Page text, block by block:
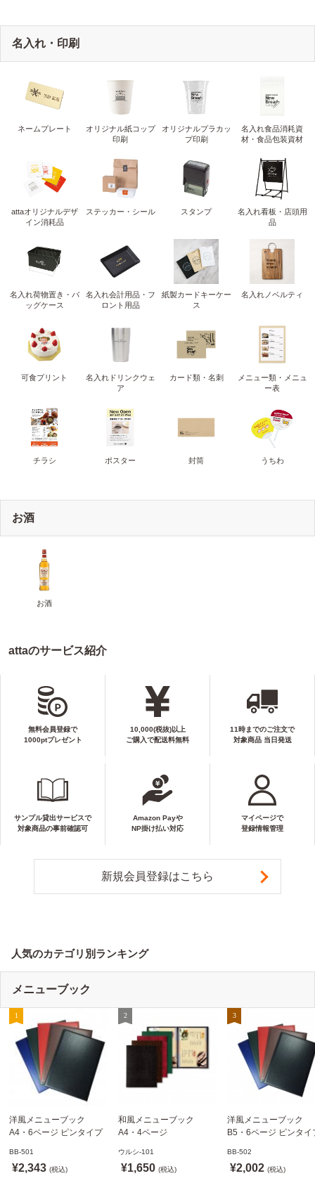
名入れ・印刷
ネームプレート
オリジナル紙コップ
印刷
オリジナルプラカッ
プ印刷
名入れ食品消耗資
材・食品包装資材
attaオリジナルデザ
イン消耗品
ステッカー・シール スタンプ
名入れ看板・店頭用
品
名入れ荷物置き・バ
ッグケース
名入れ会計用品・フ
ロント用品
紙製カードキーケー
ス
名入れノベルティ
可食プリント
名入れドリンクウェ
ア
カード類・名刺
メニュー類・メニュ
ー表
チラシ ポスター 封筒 うちわ
お酒
お酒
attaのサービス紹介
無料会員登録で
1000ptプレゼント
10,000(税抜)以上
ご購入で配送料無料
11時までのご注文で
対象商品 当日発送
サンプル貸出サービスで
対象商品の事前確認可
Amazon Payや
NP掛け払い対応
マイページで
登録情報管理
新規会員登録はこちら
人気のカテゴリ別ランキング
メニューブック
洋風メニューブック
A4・6ページ ピンタイプ
発送可】
BB-501
¥2,343 (税込)
和風メニューブック
A4・4ページ
ウルシ-101 シンビ
(SHIMBI)【当日発送可】
ウルシ-101
¥1,650 (税込)
洋風メニューブック
B5・6ページ ピンタイ
BB-502
¥2,002 (税込)